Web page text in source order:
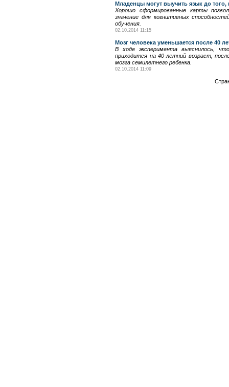
Младенцы могут выучить язык до того,
Хорошо сформированные карты
значение для когнитивных
обучения.
02.10.2014 11:15
Мозг человека уменьшается после 40
В ходе эксперимента выяснилось,
приходится на 40-летний возраст,
мозга семилетнего ребенка.
02.10.2014 11:09